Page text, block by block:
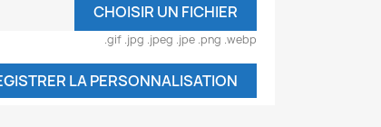
CHOISIR UN FICHIER
.gif .jpg .jpeg .jpe .png .webp
LA PERSONNALISATION